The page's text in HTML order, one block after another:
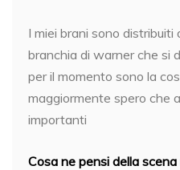
I miei brani sono
branchia di warner che si
per il momento sono la
maggiormente spero che
importanti
Cosa ne pensi della